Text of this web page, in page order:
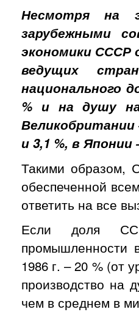
Несмотря на
зарубежными
экономики СССР
ведущих
национального
% и на душу
Великобритании
и 3,1 %, в Японии
Такими образом,
обеспеченной
ответить на все
Если доля
промышленности
1986 г. – 20 % (от
производство на
чем в среднем в